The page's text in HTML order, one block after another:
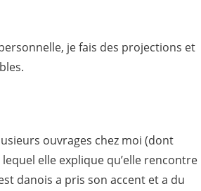
je fais des projections et
ouvrages chez moi (dont
elle explique qu’elle rencontre
danois a pris son accent et a du